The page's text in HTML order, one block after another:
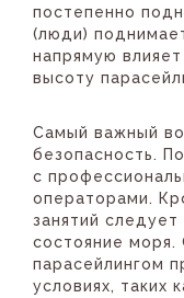
постепенно
(люди)
напрямую
высоту
Самый важный
безопасность.
с
операторами.
занятий
состояние моря.
парасейлингом
условиях, таких